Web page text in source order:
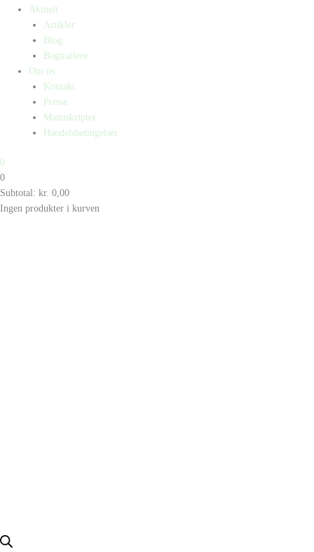
Aktuelt
Artikler
Blog
Bogtrailere
Om os
Kontakt
Presse
Manuskripter
Handelsbetingelser
0
0
Subtotal: kr. 0,00
Ingen produkter i kurven